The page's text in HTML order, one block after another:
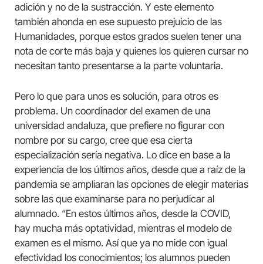
adición y no de la sustracción. Y este elemento
también ahonda en ese supuesto prejuicio de las
Humanidades, porque estos grados suelen tener una
nota de corte más baja y quienes los quieren cursar no
necesitan tanto presentarse a la parte voluntaria.
Pero lo que para unos es solución, para otros es
problema. Un coordinador del examen de una
universidad andaluza, que prefiere no figurar con
nombre por su cargo, cree que esa cierta
especialización sería negativa. Lo dice en base a la
experiencia de los últimos años, desde que a raíz de la
pandemia se ampliaran las opciones de elegir materias
sobre las que examinarse para no perjudicar al
alumnado. “En estos últimos años, desde la COVID,
hay mucha más optatividad, mientras el modelo de
examen es el mismo. Así que ya no mide con igual
efectividad los conocimientos; los alumnos pueden